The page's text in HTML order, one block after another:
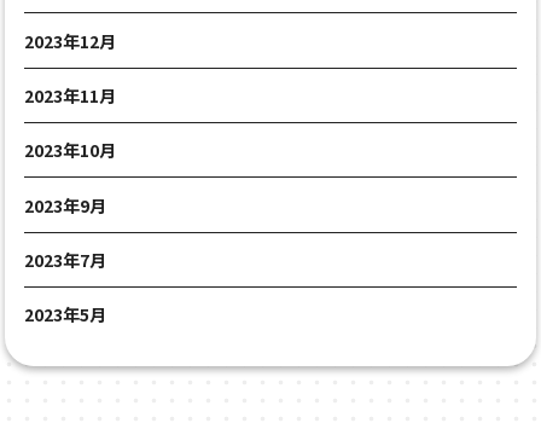
2023年12月
2023年11月
2023年10月
2023年9月
2023年7月
2023年5月